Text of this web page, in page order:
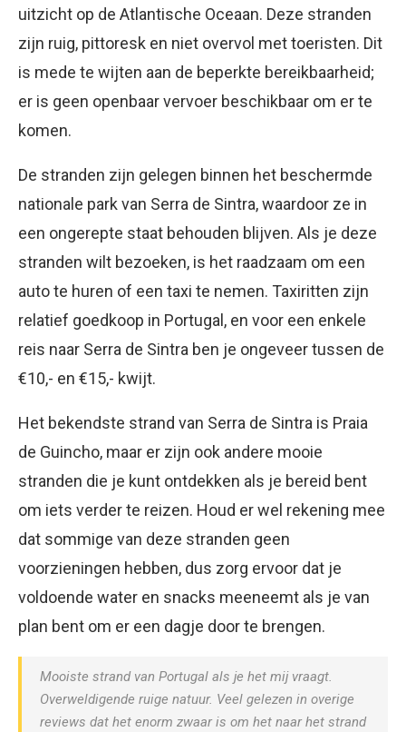
uitzicht op de Atlantische Oceaan. Deze stranden
zijn ruig, pittoresk en niet overvol met toeristen. Dit
is mede te wijten aan de beperkte bereikbaarheid;
er is geen openbaar vervoer beschikbaar om er te
komen.
De stranden zijn gelegen binnen het beschermde
nationale park van Serra de Sintra, waardoor ze in
een ongerepte staat behouden blijven. Als je deze
stranden wilt bezoeken, is het raadzaam om een
auto te huren of een taxi te nemen. Taxiritten zijn
relatief goedkoop in Portugal, en voor een enkele
reis naar Serra de Sintra ben je ongeveer tussen de
€10,- en €15,- kwijt.
Het bekendste strand van Serra de Sintra is Praia
de Guincho, maar er zijn ook andere mooie
stranden die je kunt ontdekken als je bereid bent
om iets verder te reizen. Houd er wel rekening mee
dat sommige van deze stranden geen
voorzieningen hebben, dus zorg ervoor dat je
voldoende water en snacks meeneemt als je van
plan bent om er een dagje door te brengen.
Mooiste strand van Portugal als je het mij vraagt.
Overweldigende ruige natuur. Veel gelezen in overige
reviews dat het enorm zwaar is om het naar het strand